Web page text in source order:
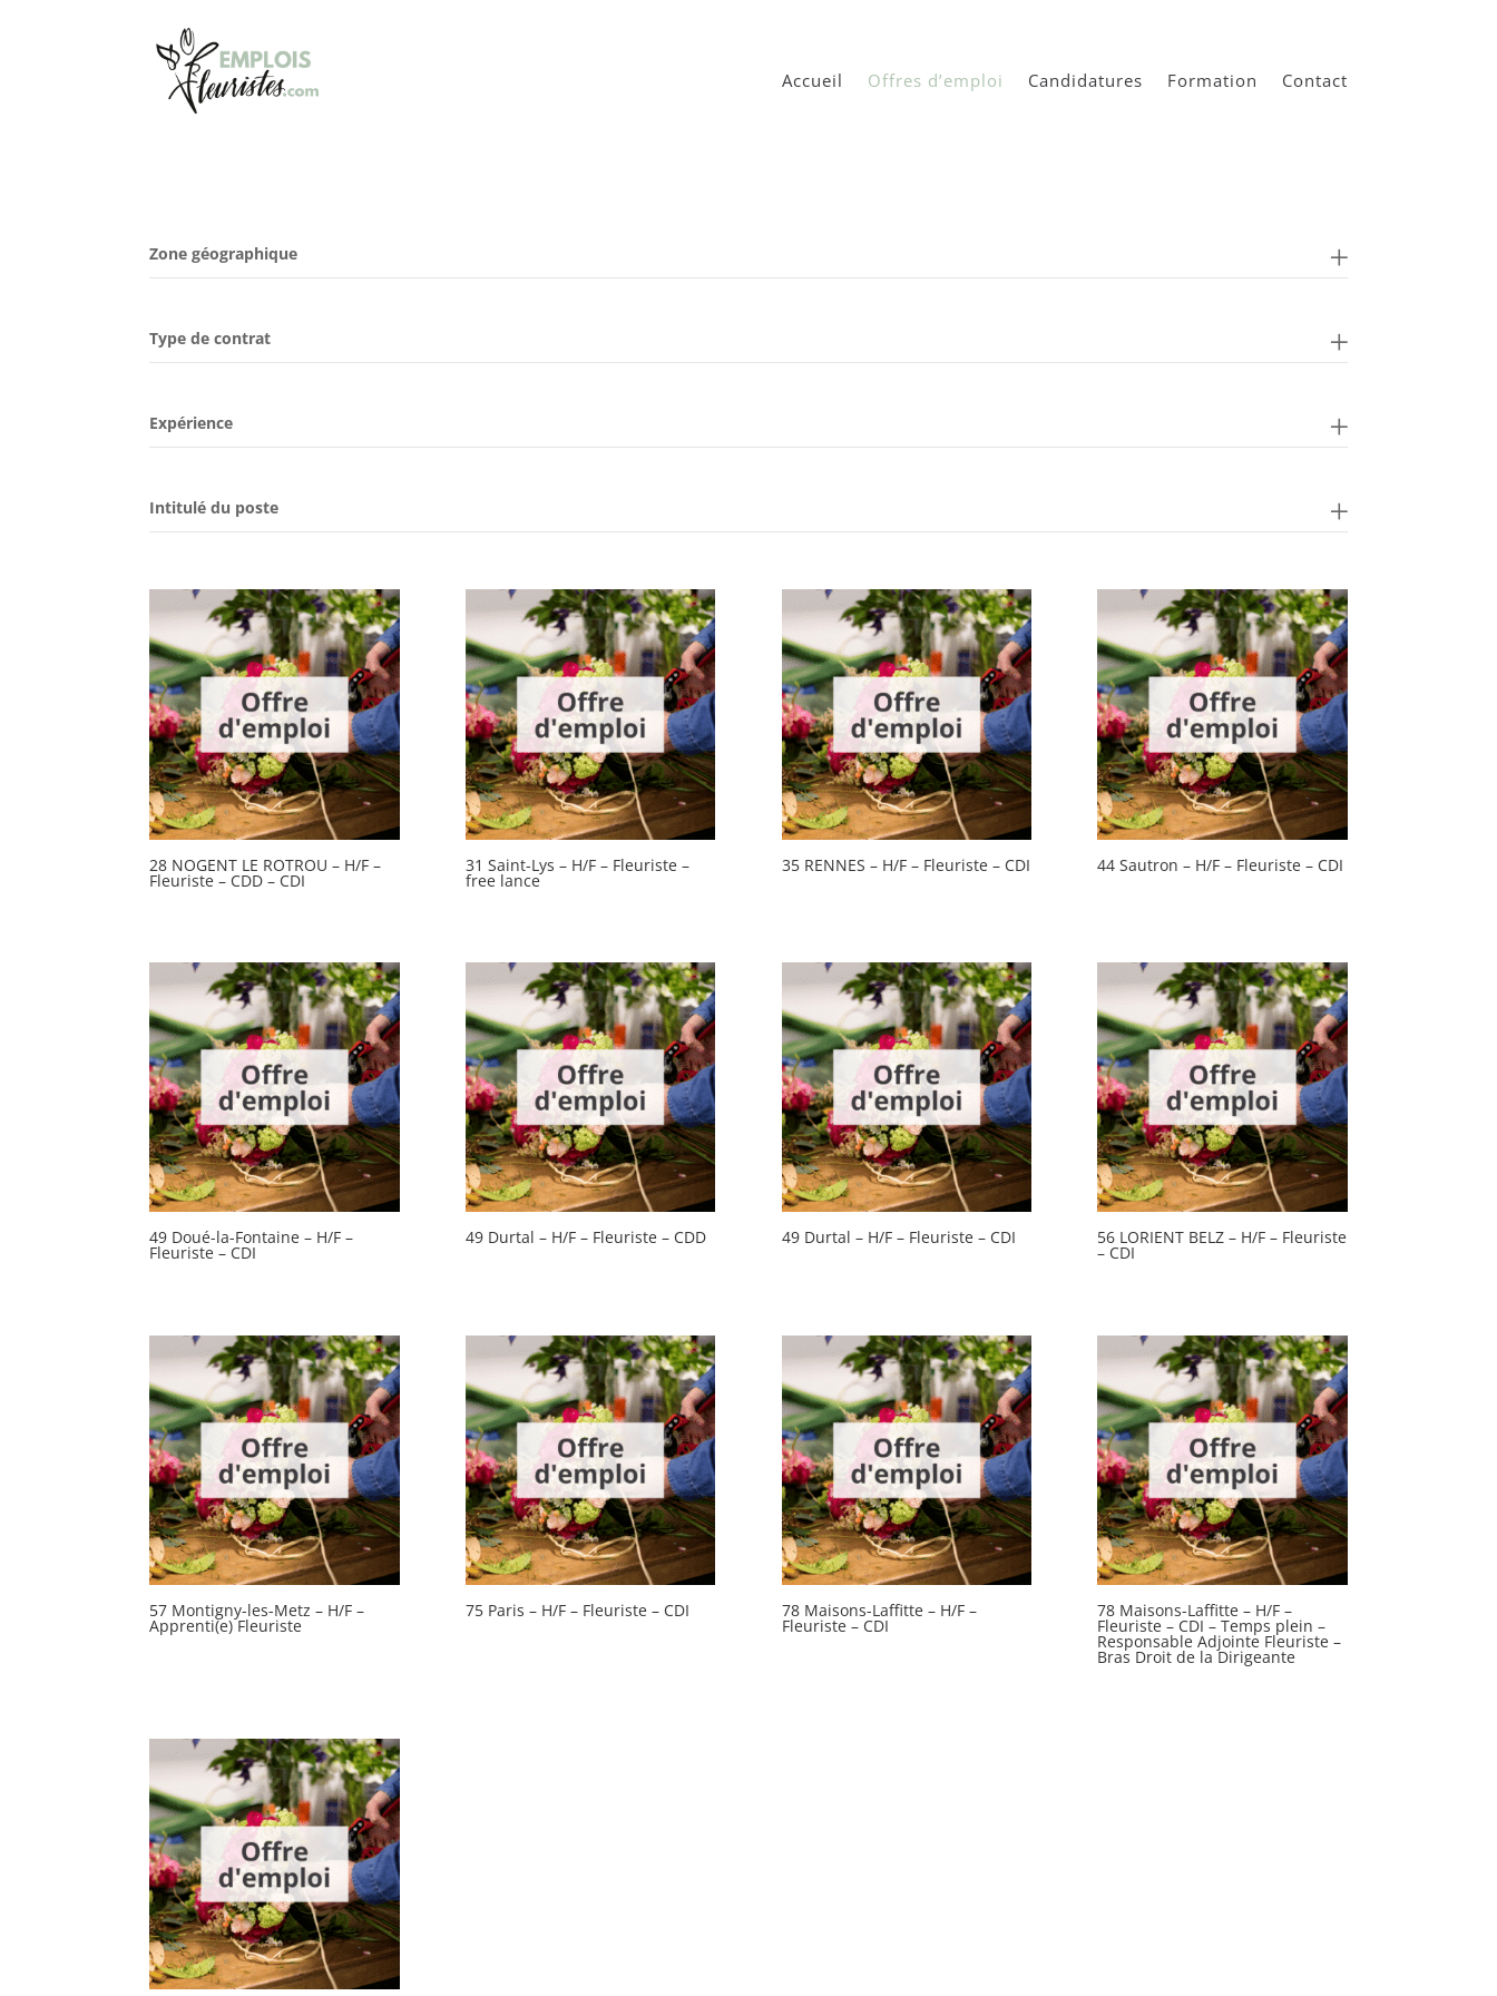
Accueil Offres d’emploi Candidatures Formation Contact
Zone géographique
Type de contrat
Expérience
Intitulé du poste
28 NOGENT LE ROTROU – H/F –
Fleuriste – CDD – CDI
31 Saint-Lys – H/F – Fleuriste –
free lance
35 RENNES – H/F – Fleuriste – CDI 44 Sautron – H/F – Fleuriste – CDI
49 Doué-la-Fontaine – H/F –
Fleuriste – CDI
49 Durtal – H/F – Fleuriste – CDD 49 Durtal – H/F – Fleuriste – CDI 56 LORIENT BELZ – H/F – Fleuriste
– CDI
57 Montigny-les-Metz – H/F –
Apprenti(e) Fleuriste
75 Paris – H/F – Fleuriste – CDI 78 Maisons-Laffitte – H/F –
Fleuriste – CDI
78 Maisons-Laffitte – H/F –
Fleuriste – CDI – Temps plein –
Responsable Adjointe Fleuriste –
Bras Droit de la Dirigeante